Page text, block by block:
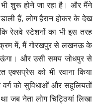
शुरू होने जा रहा है। और मैंने
हैं, लोग हैरान होकर के देख
रेलवे स्टेशनों का भी इस तरह
में, मैं गोरखपुर से लखनऊ के
और उसी समय जोधपुर से
एक्सप्रेस को भी रवाना किया
को सुविधाओं और सहूलियतों
जब नेता लोग चिट्ठियां लिखा